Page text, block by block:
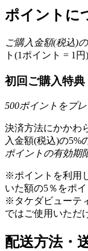
ポイントに
ご購入金額(税込)の
ト(1ポイント = 1
初回ご購入特典
500ポイントをプレ
決済方法にかかわ
入金額(税込)の5%
ポイントの有効期
※ポイントを利用
いた額の5％をポ
※タケダビューテ
ではご使用いただ
配送方法・